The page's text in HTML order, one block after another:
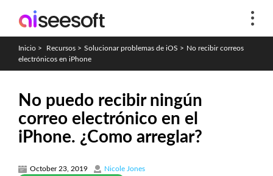
Inicio > Recursos > Solucionar problemas de iOS > No recibir correos
electrónicos en iPhone
No puedo recibir ningún
correo electrónico en el
iPhone. ¿Como arreglar?
October 23, 2019
Nicole Jones